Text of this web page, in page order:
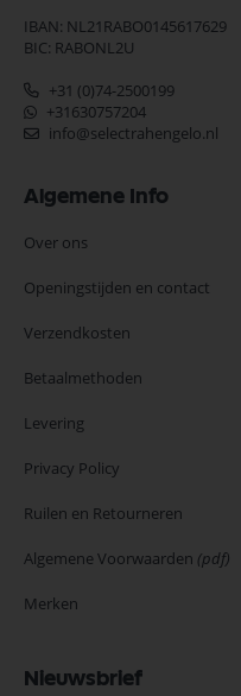
IBAN: NL21RABO0145617629
BIC: RABONL2U
+31 (0)74-2500199
+31630757204
info@selectrahengelo.nl
Algemene Info
Over ons
Openingstijden en contact
Verzendkosten
Betaalmethoden
Levering
Privacy Policy
Ruilen en Retourneren
Algemene Voorwaarden (pdf)
Merken
Nieuwsbrief